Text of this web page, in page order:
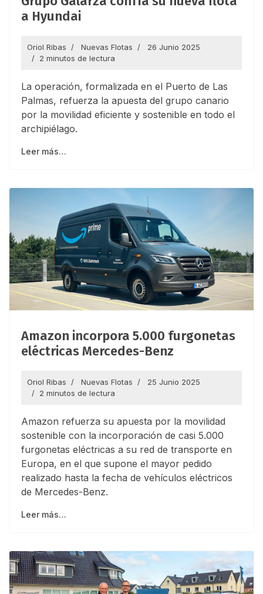
a Hyundai
Oriol Ribas Nuevas Flotas
26 Junio 2025
2 minutos de lectura
La operación, formalizada en el Puerto de Las
Palmas, refuerza la apuesta del grupo canario
por la movilidad eficiente y sostenible en todo el
archipiélago.
Leer más…
Amazon incorpora 5.000 furgonetas
eléctricas Mercedes-Benz
Oriol Ribas Nuevas Flotas
25 Junio 2025
2 minutos de lectura
Amazon refuerza su apuesta por la movilidad
sostenible con la incorporación de casi 5.000
furgonetas eléctricas a su red de transporte en
Europa, en el que supone el mayor pedido
realizado hasta la fecha de vehículos eléctricos
de Mercedes-Benz.
Leer más…